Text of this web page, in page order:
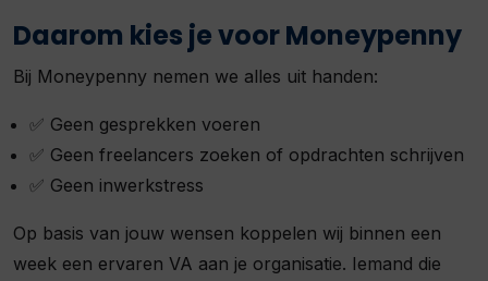
Daarom kies je voor Moneypenny
Bij Moneypenny nemen we alles uit handen:
✅ Geen gesprekken voeren
✅ Geen freelancers zoeken of opdrachten schrijven
✅ Geen inwerkstress
Op basis van jouw wensen koppelen wij binnen een
week een ervaren VA aan je organisatie. Iemand die